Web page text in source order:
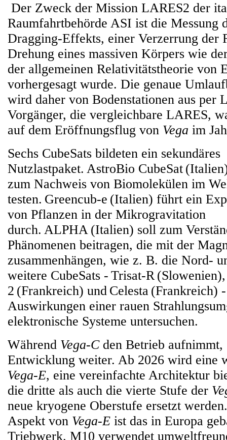
Der Zweck der Mission LARES2 der
Raumfahrtbehörde ASI ist die Messung
Dragging-Effekts, einer Verzerrung der
Drehung eines massiven Körpers wie
der allgemeinen Relativitätstheorie von
vorhergesagt wurde. Die genaue
wird daher von Bodenstationen aus per
Vorgänger, die vergleichbare LARES,
auf dem Eröffnungsflug von Vega im
Sechs CubeSats bildeten ein sekundäres
Nutzlastpaket. AstroBio CubeSat
zum Nachweis von Biomolekülen im
testen. Greencub-e (Italien) führt ein
von Pflanzen in der Mikrogravitation
durch. ALPHA (Italien) soll zum
Phänomenen beitragen, die mit der
zusammenhängen, wie z. B. die Nord-
weitere CubeSats - Trisat-R
2 (Frankreich) und Celesta (Frankreich)
Auswirkungen einer rauen
elektronische Systeme untersuchen.
Während Vega-Cden Betrieb aufnimmt,
Entwicklung weiter. Ab 2026 wird eine
Vega-E, eine vereinfachte Architektur
die dritte als auch die vierte Stufe der
neue kryogene Oberstufe ersetzt
Aspekt von Vega-E ist das in Europa
Triebwerk. M10 verwendet